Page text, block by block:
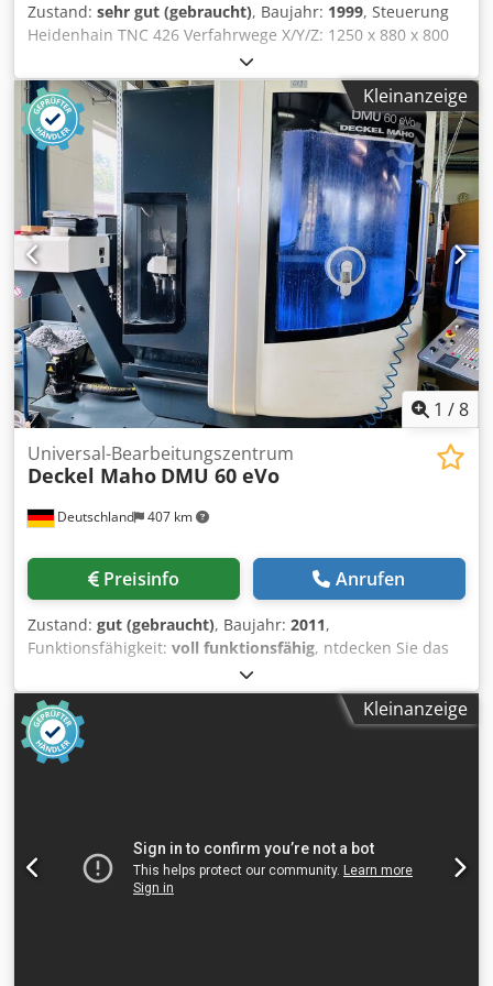
mehr. Die Maschine war in einem Großbetrieb zur
Ausbildung eingesetzt. Nutzen Sie die Möglichkeit die
Maschine vor Ort unter Strom zu besichtigen und
auszuprobieren.
Zustand: sehr gut (gebraucht), Baujahr: 1999, Steuerung
Heidenhain TNC 426 Verfahrwege X/Y/Z: 1250 x 880 x 800
mm Drehzahl 8.000 min-1 Werkzeugmagazin für 60 Wkzg.
SK 50 Universalfräskopf +0° / - 90° Index NC-Rundtisch
1250 x 1000 mm Crodpfxezqv A Tj Amusf Späneförderer
Meßtaster
Kleinanzeige
1 /8
Deutschland 407 km
Universal-Bearbeitungszentrum
Deckel Maho DMU 60 eVo
Preisinfo Anrufen
Zustand: gut (gebraucht), Baujahr: 2011,
Funktionsfähigkeit: voll funktionsfähig, ntdecken Sie das
gebrauchte 5-Achs-Bearbeitungszentrum DECKEL MAHO
DMU 60 eVo aus dem Baujahr 2011. Diese Maschine ist mit
einer Siemens Steuerung ausgestattet und bietet dank
Features wie Innenkühlung, Messtaster und
Laservermessung höchste Präzision für komplexe
Verfahrweg X-Achse (mm) 650 Verfahrweg Y-Achse (mm)
500 Verfahrweg Z-Achse (mm) 500 Verfahrweg B-Achse
-5/+110 C-Achse nx360 Anzahl Achsen5 Spindeldrehzahl
Kleinanzeige